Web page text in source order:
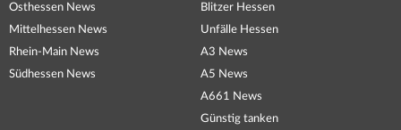
Osthessen News
Mittelhessen News
Rhein-Main News
Südhessen News
Blitzer Hessen
Unfälle Hessen
A3 News
A5 News
A661 News
Günstig tanken